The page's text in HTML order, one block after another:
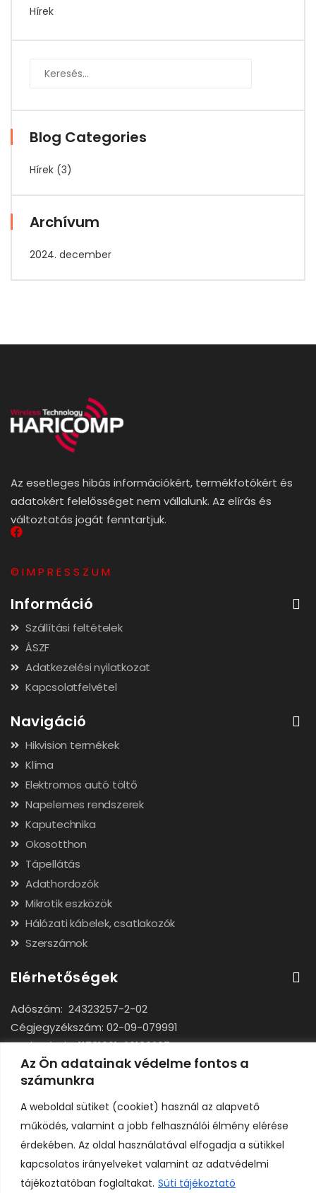
Az Ön adatainak védelme fontos a
számunkra
A weboldal sütiket (cookiet) használ az alapvető
működés, valamint a jobb felhasználói élmény elérése
érdekében. Az oldal használatával elfogadja a sütikkel
kapcsolatos irányelveket valamint az adatvédelmi
tájékoztatóban foglaltakat. Süti tájékoztató
Hírek
Blog Categories
Hírek (3)
Archívum
2024. december
Az esetleges hibás információkért, termékfotókért és
adatokért felelősséget nem vállalunk. Az elírás és
változtatás jogát fenntartjuk.
© I M P R E S S Z U M
Információ
Szállítási feltételek
ÁSZF
Adatkezelési nyilatkozat
Kapcsolatfelvétel
Navigáció
Hikvision termékek
Klíma
Elektromos autó töltő
Napelemes rendszerek
Kaputechnika
Okosotthon
Tápellátás
Adathordozók
Mikrotik eszközök
Hálózati kábelek, csatlakozók
Szerszámok
Elérhetőségek
Adószám: 24323257-2-02
Cégjegyzékszám: 02-09-079991
Bankszámla: 11731001-23136207
IBAN: HU92117310012313620700000000
Copyright © H A R I C O M P Kft. Minden jog fenntartva.